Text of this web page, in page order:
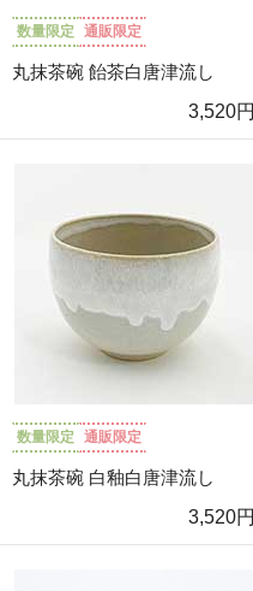
数量限定 通販限定
丸抹茶碗 飴茶白唐津流し
3,520円
数量限定 通販限定
丸抹茶碗 白釉白唐津流し
3,520円